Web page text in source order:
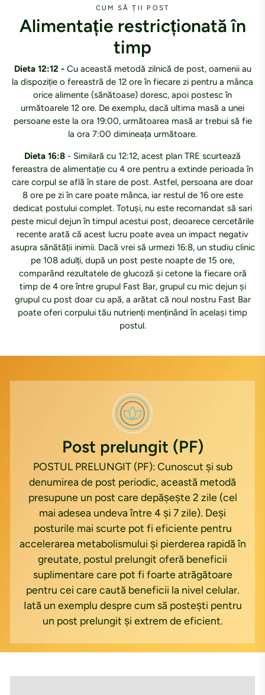
CUM SĂ ȚII POST
Alimentație restricționată în
timp
Dieta 12:12 - Cu această metodă zilnică de post, oamenii au
la dispoziție o fereastră de 12 ore în fiecare zi pentru a mânca
orice alimente (sănătoase) doresc, apoi postesc în
următoarele 12 ore. De exemplu, dacă ultima masă a unei
persoane este la ora 19:00, următoarea masă ar trebui să fie
la ora 7:00 dimineața următoare.
Dieta 16:8 - Similară cu 12:12, acest plan TRE scurtează
fereastra de alimentație cu 4 ore pentru a extinde perioada în
care corpul se află în stare de post. Astfel, persoana are doar
8 ore pe zi în care poate mânca, iar restul de 16 ore este
dedicat postului complet. Totuși, nu este recomandat să sari
peste micul dejun în timpul acestui post, deoarece cercetările
recente arată că acest lucru poate avea un impact negativ
asupra sănătății inimii. Dacă vrei să urmezi 16:8, un studiu clinic
pe 108 adulți, după un post peste noapte de 15 ore,
comparând rezultatele de glucoză și cetone la fiecare oră
timp de 4 ore între grupul Fast Bar, grupul cu mic dejun și
grupul cu post doar cu apă, a arătat că noul nostru Fast Bar
poate oferi corpului tău nutrienți menținând în același timp
postul.
Post prelungit (PF)
POSTUL PRELUNGIT (PF): Cunoscut și sub
denumirea de post periodic, această metodă
presupune un post care depășește 2 zile (cel
mai adesea undeva între 4 și 7 zile). Deși
posturile mai scurte pot fi eficiente pentru
accelerarea metabolismului și pierderea rapidă în
greutate, postul prelungit oferă beneficii
suplimentare care pot fi foarte atrăgătoare
pentru cei care caută beneficii la nivel celular.
Iată un exemplu despre cum să postești pentru
un post prelungit și extrem de eficient.